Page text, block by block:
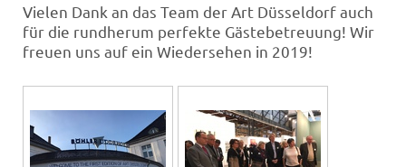
Vielen Dank an das Team der Art Düsseldorf auch
für die rundherum perfekte Gästebetreuung! Wir
freuen uns auf ein Wiedersehen in 2019!